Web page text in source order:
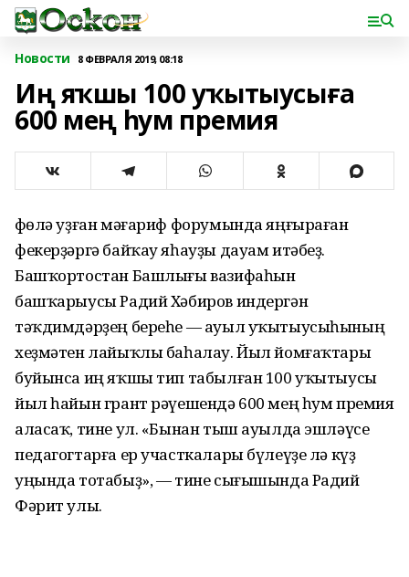
Новости 8 ФЕВРАЛЯ 2019, 08:18
Иң яҡшы 100 уҡытыусыға
600 мең һум премия
Өфөлә уҙған мәғариф форумында яңғыраған
фекерҙәргә байҡау яһауҙы дауам итәбеҙ.
Башҡортостан Башлығы вазифаһын
башҡарыусы Радий Хәбиров индергән
тәҡдимдәрҙең береһе — ауыл уҡытыусыһының
хеҙмәтен лайыҡлы баһалау. Йыл йомғаҡтары
буйынса иң яҡшы тип табылған 100 уҡытыусы
йыл һайын грант рәүешендә 600 мең һум премия
аласаҡ, тине ул. «Бынан тыш ауылда эшләүсе
педагогтарға ер участкалары бүлеүҙе лә күҙ
уңында тотабыҙ», — тине сығышында Радий
Фәрит улы.